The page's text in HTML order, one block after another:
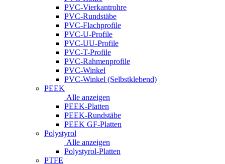
PVC-Vierkantrohre
PVC-Rundstäbe
PVC-Flachprofile
PVC-U-Profile
PVC-UU-Profile
PVC-T-Profile
PVC-Rahmenprofile
PVC-Winkel
PVC-Winkel (Selbstklebend)
PEEK
Alle anzeigen
PEEK-Platten
PEEK-Rundstäbe
PEEK GF-Platten
Polystyrol
Alle anzeigen
Polystyrol-Platten
PTFE